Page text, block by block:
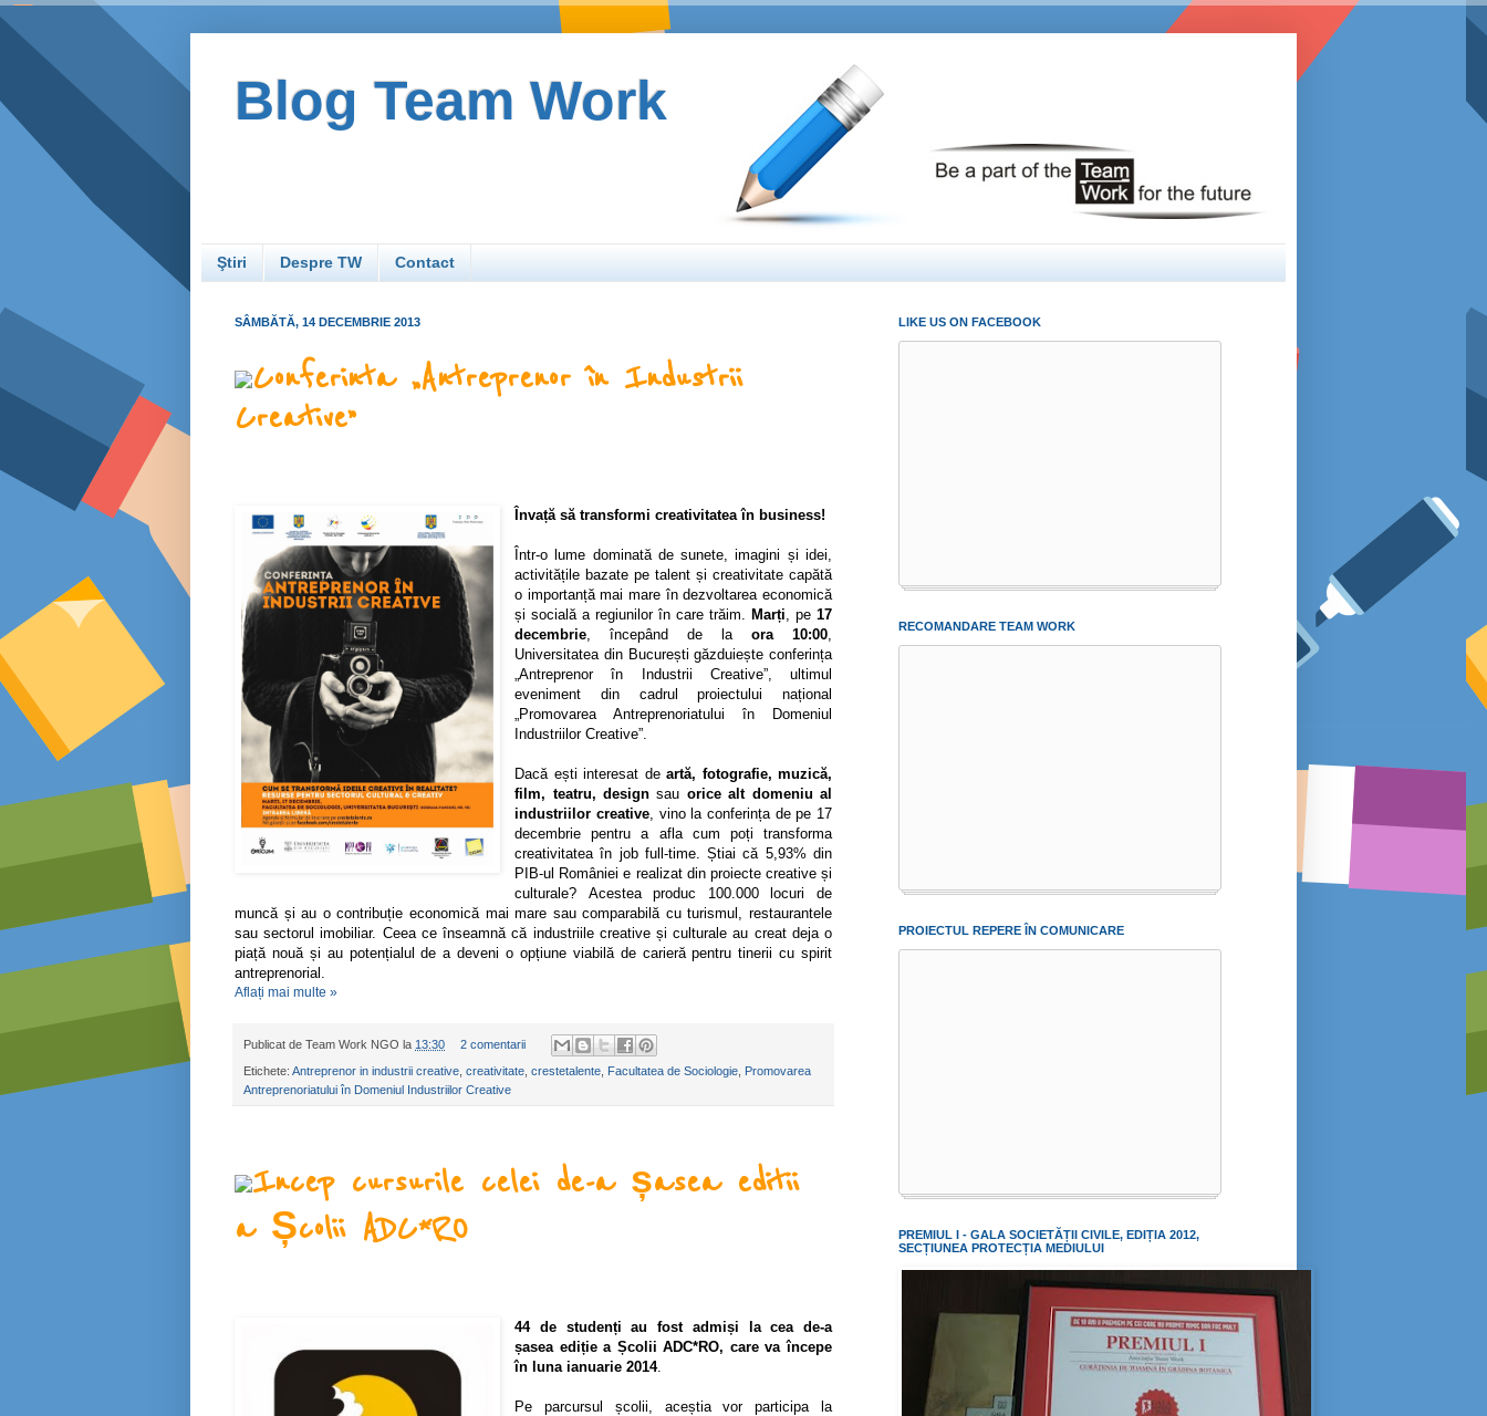
Blog Team Work
Ştiri Despre TW Contact
SÂMBĂTĂ, 14 DECEMBRIE 2013
Conferinta „Antreprenor în Industrii
Creative”
Învață să transformi creativitatea în business!
Într-o lume dominată de sunete, imagini și idei,
activitățile bazate pe talent și creativitate capătă
o importanță mai mare în dezvoltarea economică
și socială a regiunilor în care trăim.
Marți , pe17
decembrie , începând de la ora 10:00
Universitatea din București găzduiește conferința
„Antreprenor în Industrii Creative”, ultimul
eveniment din cadrul proiectului național
„Promovarea Antreprenoriatului în Domeniul
Industriilor Creative”.
Dacă ești interesat deartă, fotografie, muzică,
film, teatru, designsau orice alt domeniu al
industriilor creative, vino la conferința de pe 17
decembrie pentru a afla cum poți transforma
creativitatea în job full-time. Știai că 5,93% din
PIB-ul României e realizat din proiecte creative și
culturale? Acestea produc 100.000 locuri de
muncă și au o contribuție economică mai mare sau comparabilă cu turismul, restaurantele
sau sectorul imobiliar. Ceea ce înseamnă că industriile creative și culturale au creat deja o
piață nouă și au potențialul de a deveni o opțiune viabilă de carieră pentru tinerii cu spirit
antreprenorial.
Aflați mai multe »
Publicat de Team Work NGO la 13:30 2 comentarii
Etichete: Antreprenor in industrii creative creativitate crestetalente Facultatea de Sociologie
Promovarea
Antreprenoriatului în Domeniul Industriilor Creative
Incep cursurile celei de-a șasea editii
a Școlii ADC*RO
44 de studenți au fost admiși la cea de-a
șasea ediție a Școlii ADC*RO, care va începe
în luna ianuarie 2014.
Pe parcursul școlii, aceștia vor participa la
LIKE US ON FACEBOOK
RECOMANDARE TEAM WORK
PROIECTUL REPERE ÎN COMUNICARE
PREMIUL I - GALA SOCIETĂȚII CIVILE, EDIȚIA 2012,
SECȚIUNEA PROTECȚIA MEDIULUI